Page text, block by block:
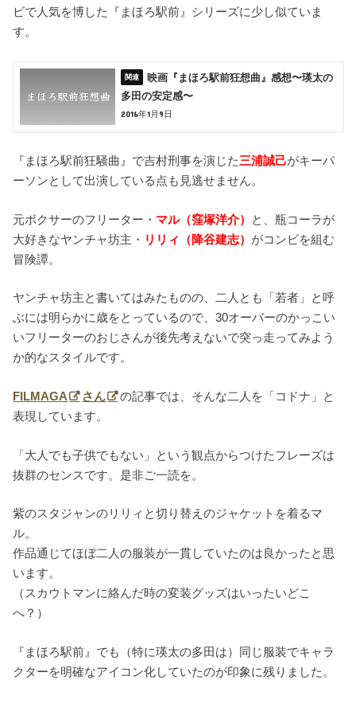
ビで人気を博した『まほろ駅前』シリーズに少し似ていま
す。
映画『まほろ駅前狂想曲』感想〜瑛太の
多田の安定感〜
2016年1月9日
『まほろ駅前狂騒曲』で吉村刑事を演じた三浦誠己がキーパ
ーソンとして出演している点も見逃せません。
元ボクサーのフリーター・ マル（窪塚洋介） と、瓶コーラが
大好きなヤンチャ坊主・ リリィ（降谷建志） がコンビを組む
冒険譚。
ヤンチャ坊主と書いてはみたものの、二人とも「若者」と呼
ぶには明らかに歳をとっているので、30オーバーのかっこい
いフリーターのおじさんが後先考えないで突っ走ってみよう
か的なスタイルです。
FILMAGA さん
の記事では、そんな二人を「コドナ」と
表現しています。
「大人でも子供でもない」という観点からつけたフレーズは
抜群のセンスです。是非ご一読を。
紫のスタジャンのリリィと切り替えのジャケットを着るマ
ル。
作品通じてほぼ二人の服装が一貫していたのは良かったと思
います。
（スカウトマンに絡んだ時の変装グッズはいったいどこ
へ？）
『まほろ駅前』でも（特に瑛太の多田は）同じ服装でキャラ
クターを明確なアイコン化していたのが印象に残りました。